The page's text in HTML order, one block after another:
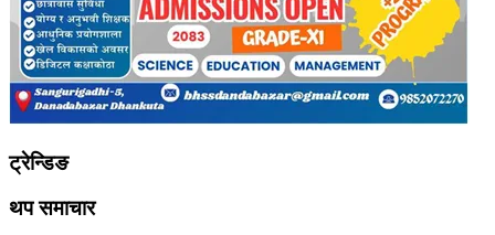
ट्रेन्डिङ
थप समाचार